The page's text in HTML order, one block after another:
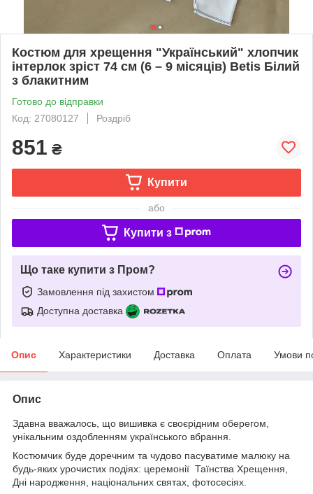
Костюм для хрещення "Український" хлопчик
інтерлок зріст 74 см (6 – 9 місяців) Betis Білий
з блакитним
Готово до відправки
Код: 27080127
Роздріб
851 ₴
Купити
або
Купити з
Що таке купити з Пром?
Замовлення під захистом
Доступна доставка
Опис Характеристики Доставка Оплата Умови
Опис
Здавна вважалось, що вишивка є своєрідним оберегом,
унікальним оздобленням українського вбрання.
Костюмчик буде доречним та чудово пасуватиме малюку на
будь-яких урочистих подіях: церемонії Таїнства Хрещення,
Дні народження, національних святах, фотосесіях.